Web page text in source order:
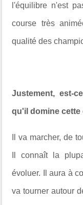
l'équilibre n'est
course très
qualité des
Justement, est-
qu'il domine
Il va marcher, de
Il connaît la
évoluer. Il aura à
va tourner autour